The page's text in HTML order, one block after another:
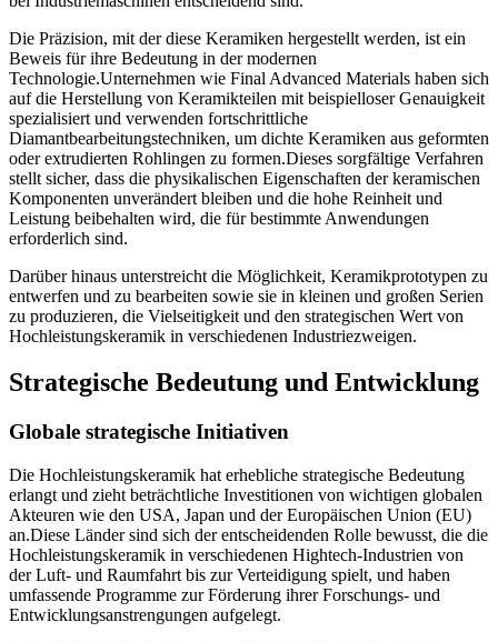
Die Präzision, mit der diese Keramiken hergestellt werden, ist ein
Beweis für ihre Bedeutung in der modernen
Technologie.Unternehmen wie Final Advanced Materials haben sich
auf die Herstellung von Keramikteilen mit beispielloser Genauigkeit
spezialisiert und verwenden fortschrittliche
Diamantbearbeitungstechniken, um dichte Keramiken aus geformten
oder extrudierten Rohlingen zu formen.Dieses sorgfältige Verfahren
stellt sicher, dass die physikalischen Eigenschaften der keramischen
Komponenten unverändert bleiben und die hohe Reinheit und
Leistung beibehalten wird, die für bestimmte Anwendungen
erforderlich sind.
Darüber hinaus unterstreicht die Möglichkeit, Keramikprototypen zu
entwerfen und zu bearbeiten sowie sie in kleinen und großen Serien
zu produzieren, die Vielseitigkeit und den strategischen Wert von
Hochleistungskeramik in verschiedenen Industriezweigen.
Strategische Bedeutung und Entwicklung
Globale strategische Initiativen
Die Hochleistungskeramik hat erhebliche strategische Bedeutung
erlangt und zieht beträchtliche Investitionen von wichtigen globalen
Akteuren wie den USA, Japan und der Europäischen Union (EU)
an.Diese Länder sind sich der entscheidenden Rolle bewusst, die die
Hochleistungskeramik in verschiedenen Hightech-Industrien von
der Luft- und Raumfahrt bis zur Verteidigung spielt, und haben
umfassende Programme zur Förderung ihrer Forschungs- und
Entwicklungsanstrengungen aufgelegt.